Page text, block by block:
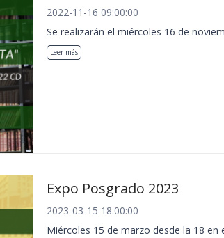
2022-11-16 09:00:00
Se realizarán el miércoles 16 de
Leer más
Expo Posgrado 2023
2023-03-15 18:00:00
Miércoles 15 de marzo desde la 18 en